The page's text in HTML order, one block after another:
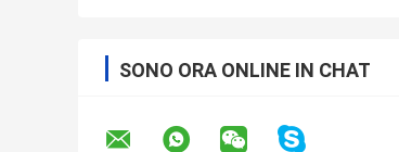
SONO ORA ONLINE IN CHAT